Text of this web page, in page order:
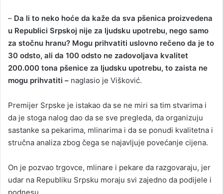
– Da li to neko hoće da kaže da sva pšenica proizvedena
u Republici Srpskoj nije za ljudsku upotrebu, nego samo
za stočnu hranu? Mogu prihvatiti uslovno rečeno da je to
30 odsto, ali da 100 odsto ne zadovoljava kvalitet
200.000 tona pšenice za ljudsku upotrebu, to zaista ne
mogu prihvatiti – naglasio je Višković.
Premijer Srpske je istakao da se ne miri sa tim stvarima i
da je stoga nalog dao da se sve pregleda, da organizuju
sastanke sa pekarima, mlinarima i da se ponudi kvalitetna i
stručna analiza zbog čega se najavljuje povećanje cijena.
On je pozvao trgovce, mlinare i pekare da razgovaraju, jer
udar na Republiku Srpsku moraju svi zajedno da podijele i
podnesu.